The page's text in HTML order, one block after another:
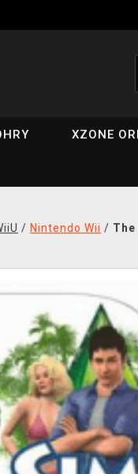
XZONE
/ Nintendo Wii / The